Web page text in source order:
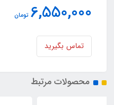
6,550,000 تومان
تماس بگیرید
محصولات مرتبط